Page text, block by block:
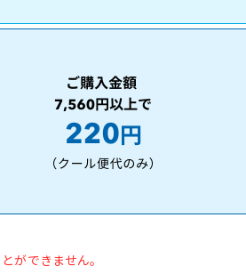
ができません。